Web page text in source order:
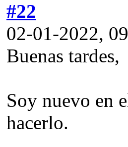
#22
02-01-2022,
Buenas tardes,
Soy nuevo en
hacerlo.